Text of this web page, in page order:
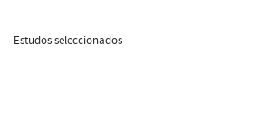
Estudos seleccionados